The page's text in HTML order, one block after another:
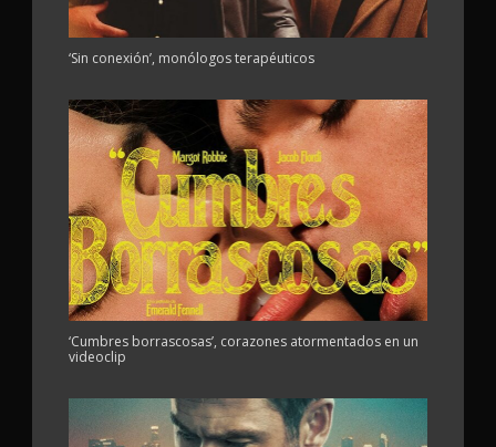
‘Sin conexión’, monólogos terapéuticos
‘Cumbres borrascosas’, corazones atormentados en un
videoclip